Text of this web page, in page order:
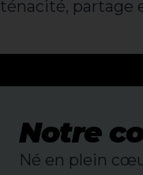
ténacité, partage
Notre
Né en plein